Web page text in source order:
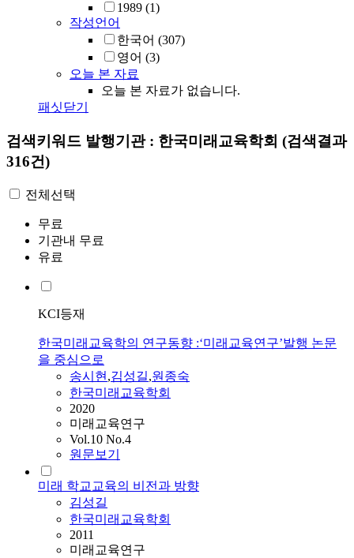
1989 (1)
작성언어
한국어 (307)
영어 (3)
오늘 본 자료
오늘 본 자료가 없습니다.
패싯닫기
검색키워드 발행기관 : 한국미래교육학회 (검색결과
316건)
전체선택
무료
기관내 무료
유료
KCI등재
한국미래교육학의 연구동향 :‘미래교육연구’발행 논문
을 중심으로
송시현,김성길,원종숙
한국미래교육학회
2020
미래교육연구
Vol.10 No.4
원문보기
미래 학교교육의 비전과 방향
김성길
한국미래교육학회
2011
미래교육연구